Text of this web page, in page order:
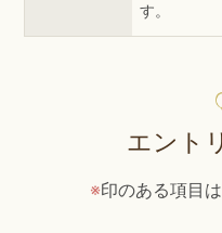
す。
エント
※印のある項目